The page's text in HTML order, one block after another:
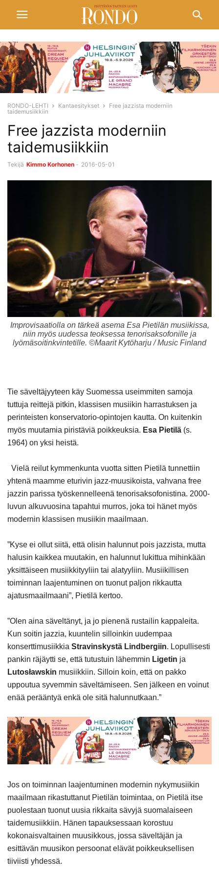
RONDO-LEHTI Kantaesitykset
Free jazzista moderniin
taidemusiikkiin
Free jazzista moderniin
taidemusiikkiin
Tekijä Kimmo Korhonen - 2016-05-01
Improvisaatiolla on tärkeä asema Esa Pietilän musiikissa,
niin myös uudessa teoksessa tenorisaksofonille ja
lyömäsoitinkvintetille. ©Maarit Kytöharju / Music Finland
Tie säveltäjyyteen käy Suomessa useimmiten samoja
tuttuja reittejä pitkin, klassisen musiikin harrastuksen ja
perinteisten konservatorio-opintojen kautta. On kuitenkin
myös muutamia piristäviä poikkeuksia. Esa Pietilä (s.
1964) on yksi heistä.
Vielä reilut kymmenkunta vuotta sitten Pietilä tunnettiin
yhtenä maamme eturivin jazz-muusikoista, vahvana free
jazzin parissa työskennelleenä tenorisaksofonistina. 2000-
luvun alkuvuosina tapahtui murros, joka toi hänet myös
modernin klassisen musiikin maailmaan.
”Kyse ei ollut siitä, että olisin halunnut pois jazzista, mutta
halusin kaikkea muutakin, en halunnut lukittua mihinkään
yksittäiseen musiikkityyliin tai alatyyliin. Musiikillisen
toiminnan laajentuminen on tuonut paljon rikkautta
ajatusmaailmaani”, Pietilä kertoo.
”Olen aina säveltänyt, ja jo pienenä rustailin kappaleita.
Kun soitin jazzia, kuuntelin silloinkin uudempaa
konserttimusiikkia Stravinskystä Lindbergiin. Lopullisesti
pankin räjäytti se, että tutustuin lähemmin Ligetin ja
Lutosławskin musiikkiin. Silloin koin, että on pakko
uppoutua syvemmin säveltämiseen. Sen jälkeen en voinut
enää perääntyä enkä ole sitä halunnutkaan.”
Jos on toiminnan laajentuminen modernin nykymusiikin
maailmaan rikastuttanut Pietilän toimintaa, on Pietilä itse
puolestaan tuonut uusia rikkaita sävyjä suomalaiseen
taidemusiikkiin. Hänen tapauksessaan korostuu
kokonaisvaltainen muusikkous, jossa säveltäjän ja
esittävän muusikon persoonat elävät poikkeuksellisen
tiiviisti yhdessä.